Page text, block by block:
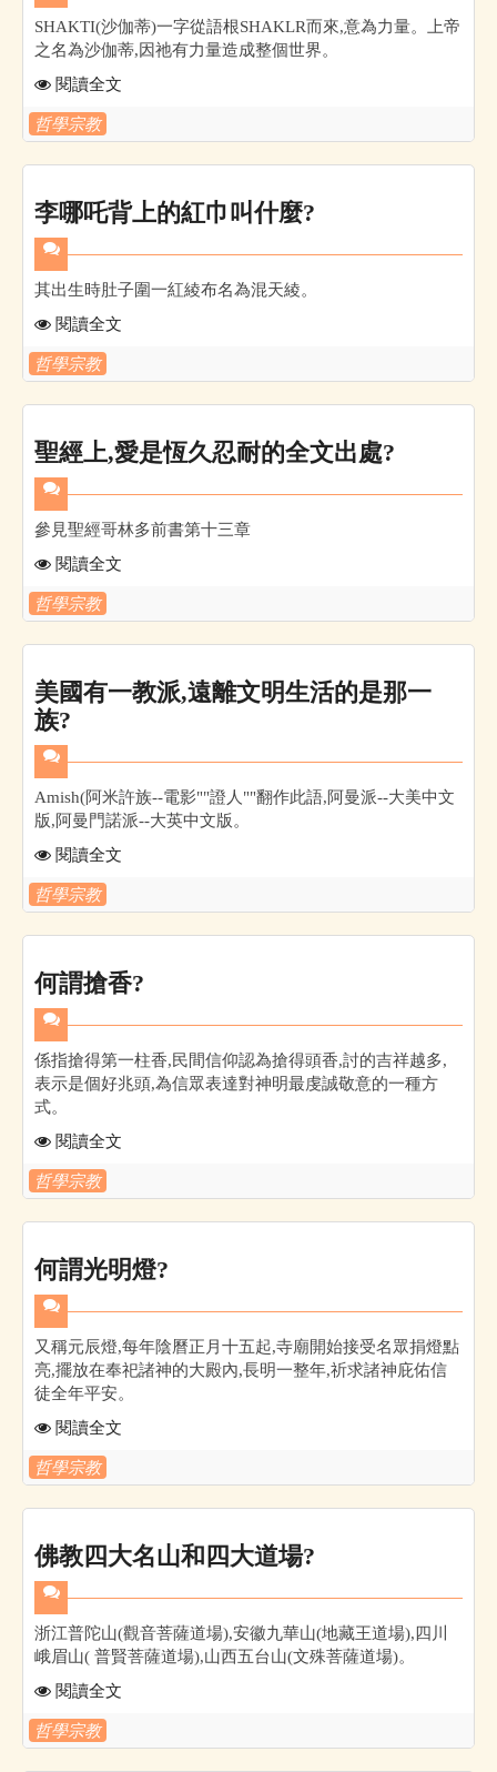
SHAKTI(沙伽蒂)一字從語根SHAKLR而來,意為力量。上帝
之名為沙伽蒂,因祂有力量造成整個世界。
閱讀全文
哲學宗教
李哪吒背上的紅巾叫什麼?
其出生時肚子圍一紅綾布名為混天綾。
閱讀全文
哲學宗教
聖經上,愛是恆久忍耐的全文出處?
參見聖經哥林多前書第十三章
閱讀全文
哲學宗教
美國有一教派,遠離文明生活的是那一
族?
Amish(阿米許族--電影""證人""翻作此語,阿曼派--大美中文
版,阿曼門諾派--大英中文版。
閱讀全文
哲學宗教
何謂搶香?
係指搶得第一柱香,民間信仰認為搶得頭香,討的吉祥越多,
表示是個好兆頭,為信眾表達對神明最虔誠敬意的一種方
式。
閱讀全文
哲學宗教
何謂光明燈?
又稱元辰燈,每年陰曆正月十五起,寺廟開始接受名眾捐燈點
亮,擺放在奉祀諸神的大殿內,長明一整年,祈求諸神庇佑信
徒全年平安。
閱讀全文
哲學宗教
佛教四大名山和四大道場?
浙江普陀山(觀音菩薩道場),安徽九華山(地藏王道場),四川
峨眉山( 普賢菩薩道場),山西五台山(文殊菩薩道場)。
閱讀全文
哲學宗教